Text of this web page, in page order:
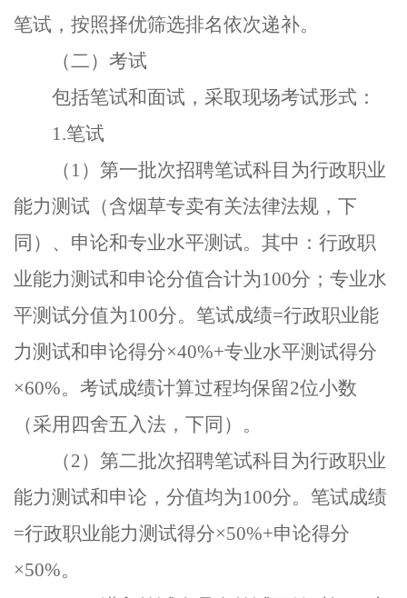
笔试，按照择优筛选排名依次递补。
（二）考试
包括笔试和面试，采取现场考试形式：
1.笔试
（ 1 ）第一批次招聘笔试科目为行政职业
能力测试（含烟草专卖有关法律法规，下
同）、申论和专业水平测试。其中： 行政职
业能力测试和申论分值合计为100分； 专业水
平测试分值为100分。笔试成绩=行政职业能
力测试和申论得分×40%+专业水平测试得分
×60%。考试成绩计算过程均保留2位小数
（采用四舍五入法，下同）。
（2）第二批次招聘笔试科目为行政职业
能力测试和申论，分值均为100分。笔试成绩
=行政职业能力测试得分×50%+申论得分
×50%。